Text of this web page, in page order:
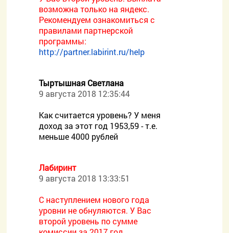
возможна только на яндекс.
Рекомендуем ознакомиться с
правилами партнерской
программы:
http://partner.labirint.ru/help
Тыртышная Светлана
9 августа 2018 12:35:44
Как считается уровень? У меня
доход за этот год 1953,59 - т.е.
меньше 4000 рублей
Лабиринт
9 августа 2018 13:33:51
С наступлением нового года
уровни не обнуляются. У Вас
второй уровень по сумме